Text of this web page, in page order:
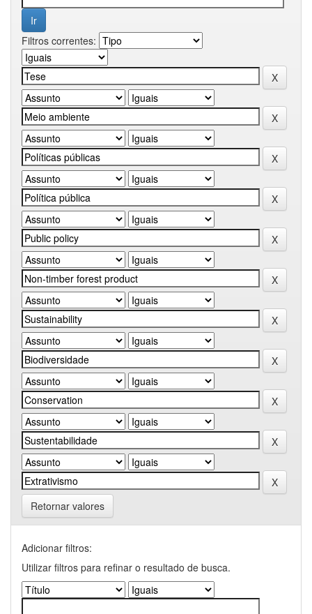
Filtros correntes:
Retornar valores
Adicionar filtros:
Utilizar filtros para refinar o resultado de busca.